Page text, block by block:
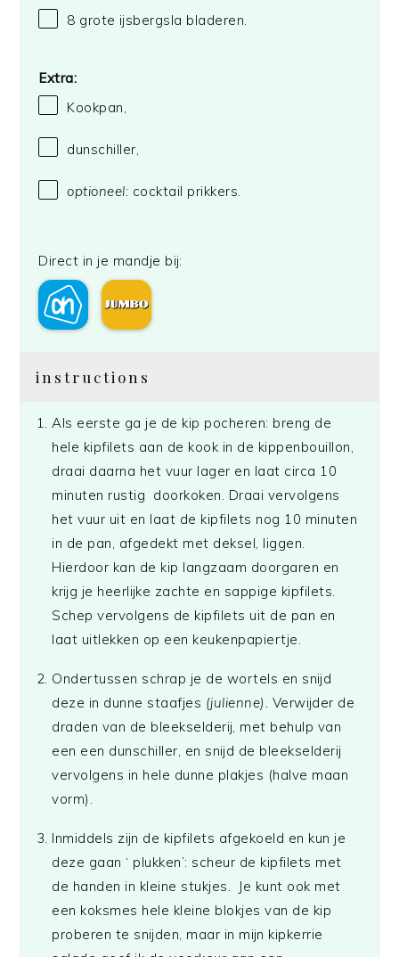
8 grote ijsbergsla bladeren.
Extra:
Kookpan,
dunschiller,
optioneel: cocktail prikkers.
Direct in je mandje bij:
instructions
Als eerste ga je de kip pocheren: breng de
hele kipfilets aan de kook in de kippenbouillon,
draai daarna het vuur lager en laat circa 10
minuten rustig doorkoken. Draai vervolgens
het vuur uit en laat de kipfilets nog 10 minuten
in de pan, afgedekt met deksel, liggen.
Hierdoor kan de kip langzaam doorgaren en
krijg je heerlijke zachte en sappige kipfilets.
Schep vervolgens de kipfilets uit de pan en
laat uitlekken op een keukenpapiertje.
Ondertussen schrap je de wortels en snijd
deze in dunne staafjes (julienne). Verwijder de
draden van de bleekselderij, met behulp van
een een dunschiller, en snijd de bleekselderij
vervolgens in hele dunne plakjes (halve maan
vorm).
Inmiddels zijn de kipfilets afgekoeld en kun je
deze gaan ‘ plukken’: scheur de kipfilets met
de handen in kleine stukjes. Je kunt ook met
een koksmes hele kleine blokjes van de kip
proberen te snijden, maar in mijn kipkerrie